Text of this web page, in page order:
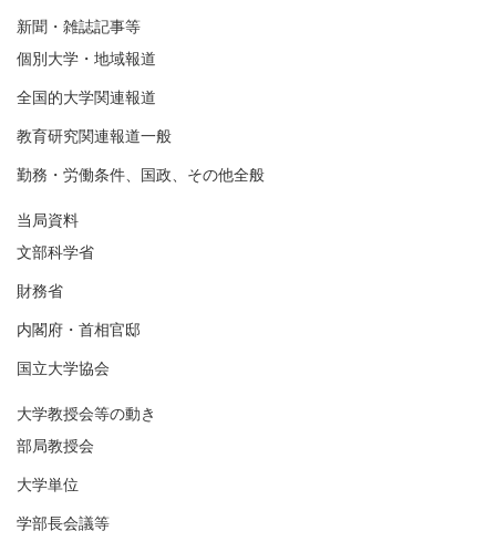
新聞・雑誌記事等
個別大学・地域報道
全国的大学関連報道
教育研究関連報道一般
勤務・労働条件、国政、その他全般
当局資料
文部科学省
財務省
内閣府・首相官邸
国立大学協会
大学教授会等の動き
部局教授会
大学単位
学部長会議等